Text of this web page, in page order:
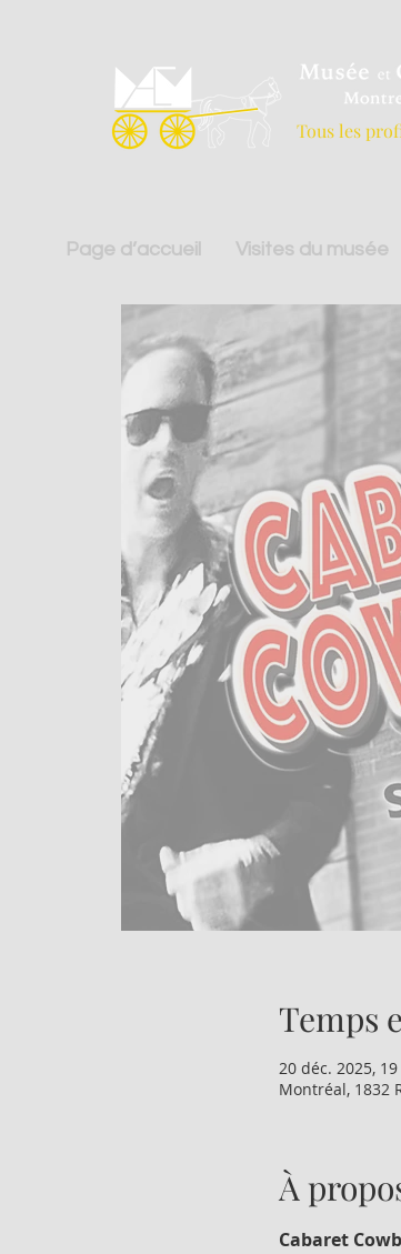
Tous les
Page d’accueil Visites du musée
Temps
20 déc. 2025,
Montréal, 1832
À
Cabaret